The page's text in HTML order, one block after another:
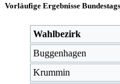
Vorläufige Ergebnisse
Wahlbezirk
Buggenhagen
Krummin